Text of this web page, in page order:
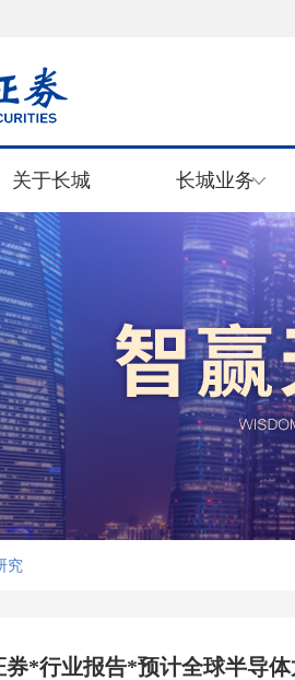
关于长城 长城业务
究
券*行业报告*预计全球半导